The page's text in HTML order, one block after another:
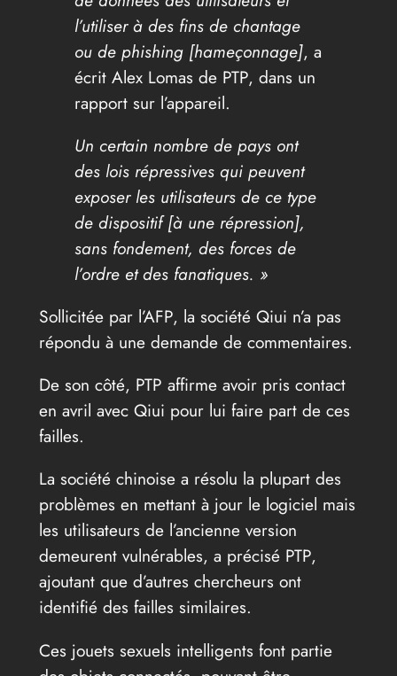
l’utiliser à des fins de chantage
ou de phishing [hameçonnage], a
écrit Alex Lomas de PTP, dans un
rapport sur l’appareil.
Un certain nombre de pays ont
des lois répressives qui peuvent
exposer les utilisateurs de ce type
de dispositif [à une répression],
sans fondement, des forces de
l’ordre et des fanatiques. »
Sollicitée par l’AFP, la société Qiui n’a pas
répondu à une demande de commentaires.
De son côté, PTP affirme avoir pris contact
en avril avec Qiui pour lui faire part de ces
failles.
La société chinoise a résolu la plupart des
problèmes en mettant à jour le logiciel mais
les utilisateurs de l’ancienne version
demeurent vulnérables, a précisé PTP,
ajoutant que d’autres chercheurs ont
identifié des failles similaires.
Ces jouets sexuels intelligents font partie